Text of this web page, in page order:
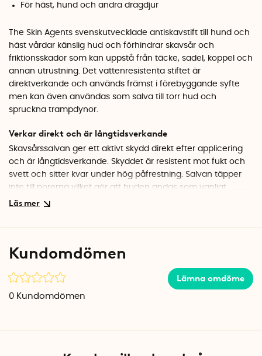
För häst, hund och andra dragdjur
The Skin Agents svenskutvecklade antiskavstift till hund och
häst vårdar känslig hud och förhindrar skavsår och
friktionsskador som kan uppstå från täcke, sadel, koppel och
annan utrustning. Det vattenresistenta stiftet är
direktverkande och används främst i förebyggande syfte
men kan även användas som salva till torr hud och
spruckna trampdynor.
Verkar direkt och är långtidsverkande
Skavsårssalvan ger ett aktivt skydd direkt efter applicering
och är långtidsverkande. Skyddet är resistent mot fukt och
svett och sitter kvar under hög påfrestning. Salvan täpper
inte till porerna vilket gör att huden andas som vanligt.
att den når ner till huden. Salvan ger ett aktivt skydd direkt
Observera att huden skiljer sig åt även från djur till djur. Om
Kundomdömen
Lämna omdöme
0 Kundomdömen